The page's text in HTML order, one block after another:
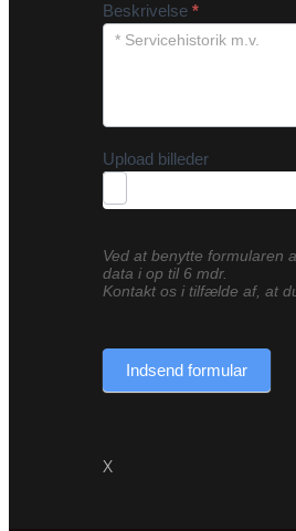
Beskrivelse *
Upload billeder
Ved at benytte formularen
data i op til 6 mdr.
Kontakt os i tilfælde af, at
Indsend formular
X